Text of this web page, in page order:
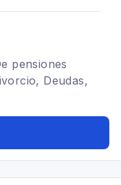
pensiones
Deudas,